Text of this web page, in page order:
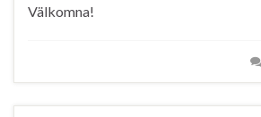
Välkomna!